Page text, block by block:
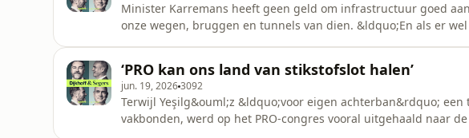
Minister Karremans heeft geen geld om infrastructuur goed
onze wegen, bruggen en tunnels van dien. &ldquo;En als er
diplomatieke moddergooien t
‘PRO kan ons land van stikstofslot halen’
jun. 19, 20263092
Terwijl Yeşilg&ouml;z &ldquo;voor eigen achterban&rdquo;
vakbonden, werd op het PRO-congres vooral uitgehaald naar